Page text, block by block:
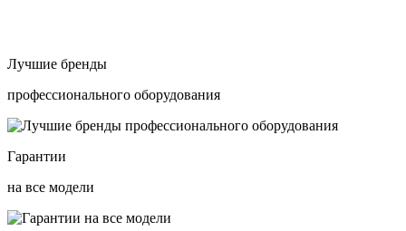
Лучшие бренды
профессионального оборудования
Гарантии
на все модели